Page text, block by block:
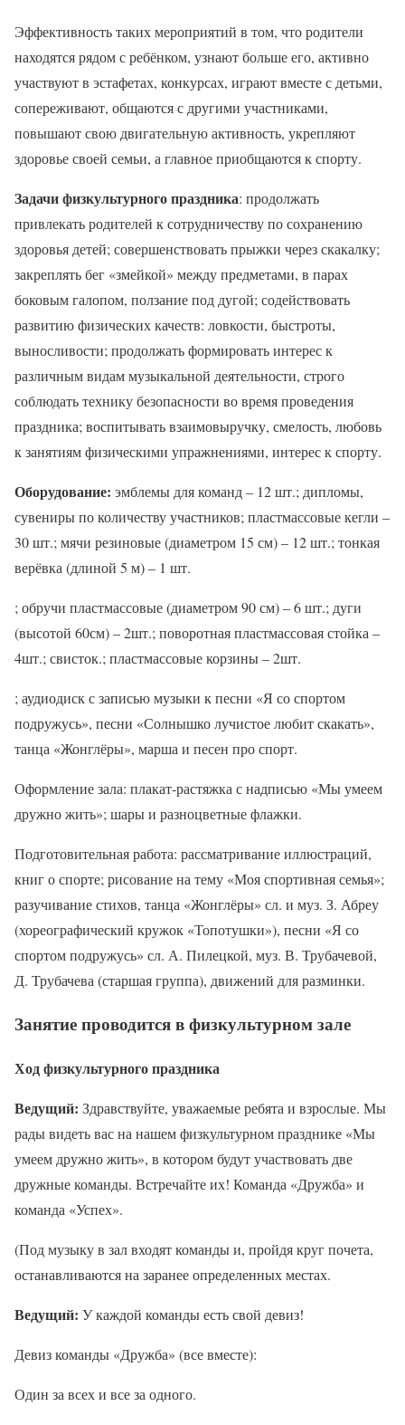
Эффективность таких мероприятий в том, что родители
находятся рядом с ребёнком, узнают больше его, активно
участвуют в эстафетах, конкурсах, играют вместе с детьми,
сопереживают, общаются с другими участниками,
повышают свою двигательную активность, укрепляют
здоровье своей семьи, а главное приобщаются к спорту.
Задачи физкультурного праздника: продолжать
привлекать родителей к сотрудничеству по сохранению
здоровья детей; совершенствовать прыжки через скакалку;
закреплять бег «змейкой» между предметами, в парах
боковым галопом, ползание под дугой; содействовать
развитию физических качеств: ловкости, быстроты,
выносливости; продолжать формировать интерес к
различным видам музыкальной деятельности, строго
соблюдать технику безопасности во время проведения
праздника; воспитывать взаимовыручку, смелость, любовь
к занятиям физическими упражнениями, интерес к спорту.
Оборудование: эмблемы для команд – 12 шт.; дипломы,
сувениры по количеству участников; пластмассовые кегли –
30 шт.; мячи резиновые (диаметром 15 см) – 12 шт.; тонкая
верёвка (длиной 5 м) – 1 шт.
; обручи пластмассовые (диаметром 90 см) – 6 шт.; дуги
(высотой 60см) – 2шт.; поворотная пластмассовая стойка –
4шт.; свисток.; пластмассовые корзины – 2шт.
; аудиодиск с записью музыки к песни «Я со спортом
подружусь», песни «Солнышко лучистое любит скакать»,
танца «Жонглёры», марша и песен про спорт.
Оформление зала: плакат-растяжка с надписью «Мы умеем
дружно жить»; шары и разноцветные флажки.
Подготовительная работа: рассматривание иллюстраций,
книг о спорте; рисование на тему «Моя спортивная семья»;
разучивание стихов, танца «Жонглёры» сл. и муз. З. Абреу
(хореографический кружок «Топотушки»), песни «Я со
спортом подружусь» сл. А. Пилецкой, муз. В. Трубачевой,
Д. Трубачева (старшая группа), движений для разминки.
Занятие проводится в физкультурном зале
Ход физкультурного праздника
Ведущий: Здравствуйте, уважаемые ребята и взрослые. Мы
рады видеть вас на нашем физкультурном празднике «Мы
умеем дружно жить», в котором будут участвовать две
дружные команды. Встречайте их! Команда «Дружба» и
команда «Успех».
(Под музыку в зал входят команды и, пройдя круг почета,
останавливаются на заранее определенных местах.
Ведущий: У каждой команды есть свой девиз!
Девиз команды «Дружба» (все вместе):
Один за всех и все за одного.